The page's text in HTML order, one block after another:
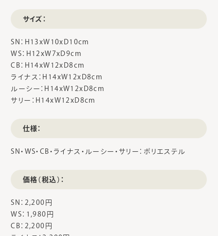
サイズ：
SN：H13xW10xD10cm
WS：H12xW7xD9cm
CB：H14xW12xD8cm
ライナス：H14xW12xD8cm
ルーシー：H14xW12xD8cm
サリー：H14xW12xD8cm
仕様：
SN・WS・CB・ライナス・ルーシー・サリー：ポリエステル
価格（税込）：
SN：2,200円
WS：1,980円
CB：2,200円